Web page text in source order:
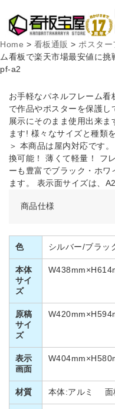
Home > 看板通販 > ポスター
ム看板で楽天市場最安値に挑
pf-a2
お手軽なパネルフレーム
で作品やポスターを保護
展示にそのまま使用出来
ます! 様々なサイズと種類
＞ 本商品は屋内対応です
換可能！ 薄くて軽量！ フ
ーも豊富でブラック・ホワ
ます。 表示面サイズは、
商品仕様
色 シルバー/ブラッ
本体
サイ
ズ
原稿
サイ
ズ
表示
画面
材質 本体:アルミ 面